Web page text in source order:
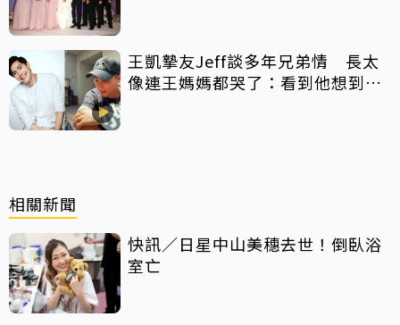
王凱摯友Jeff談多年兄弟情 長太
像連王媽媽都哭了：看到他想到兒
相關新聞
快訊／日星中山美穗去世！倒臥浴
室亡